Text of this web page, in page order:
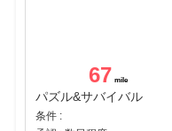
67
パズル&サバイバル
条件 :